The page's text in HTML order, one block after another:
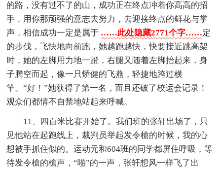
的路，没有过不了的山，成功正在终点冲着你高高的招
手，用你那顽强的意志去努力，去迎接终点的鲜花与掌
声，相信成功一定是属于 ……此处隐藏2771个字……定
的步伐，飞快地向前跑，她越跑越快，快要接近跳高架
时，她的左脚用力地一蹬，右腿又随着左脚抬起来，身
子腾空而起，像一只矫健的飞燕，轻捷地跨过横
竿。“好！”她获得了第一名，而且还破了校运会记录！
观众们都情不自禁地站起来呼喊。
11、四百米比赛开始了。我们班的张轩出场了，只
见他站在起跑线上，裁判员举起发令槍的时候，我的心
想被手抓住似的。运动元和604班的同学都屏住呼吸，等
待发令槍的槍声，“啪”的一声，张轩想风一样飞了出